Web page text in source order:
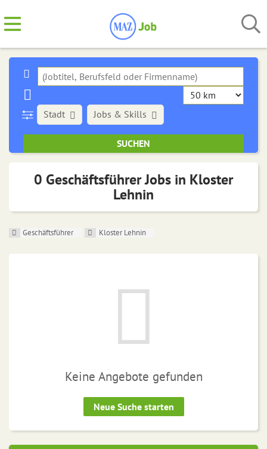
Stadt Jobs & Skills
0 Geschäftsführer Jobs in Kloster
Lehnin
Geschäftsführer Kloster Lehnin
Keine Angebote gefunden
Neue Suche starten